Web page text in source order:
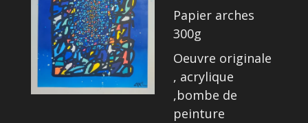
Papier arches
300g
Oeuvre originale
, acrylique
,bombe de
peinture